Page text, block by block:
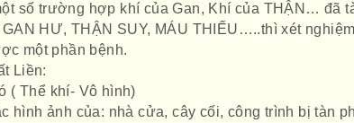
số trường hợp khí của Gan, Khí của THẬN… đã
HƯ, THẬN SUY, MÁU THIẾU…..thì xét nghiệm
một phần bệnh.
Liền:
( Thể khí- Vô hình)
hình ảnh của: nhà cửa, cây cối, công trình bị tàn